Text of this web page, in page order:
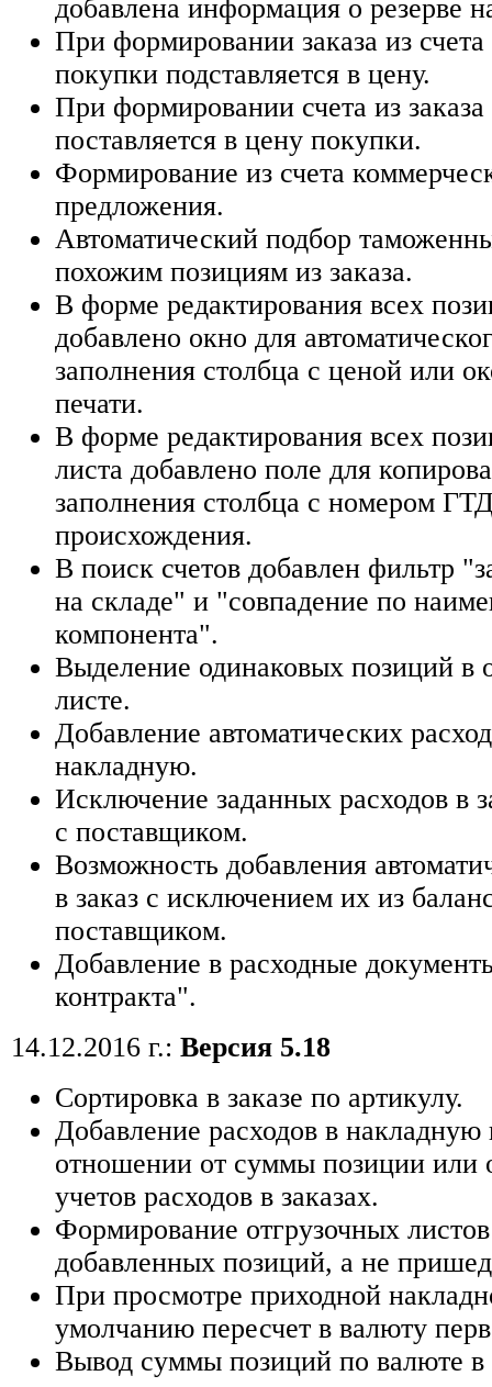
добавлена информация о резерве
При формировании заказа из
покупки подставляется в цену.
При формировании счета из заказа
поставляется в цену покупки.
Формирование из счета
предложения.
Автоматический подбор
похожим позициям из заказа.
В форме редактирования всех
добавлено окно для
заполнения столбца с ценой или
печати.
В форме редактирования всех
листа добавлено поле для
заполнения столбца с номером
происхождения.
В поиск счетов добавлен фильтр
на складе" и "совпадение по
компонента".
Выделение одинаковых позиций в
листе.
Добавление автоматических
накладную.
Исключение заданных расходов в
с поставщиком.
Возможность добавления
в заказ с исключением их из
поставщиком.
Добавление в расходные
контракта".
14.12.2016 г.: Версия 5.18
Cортировка в заказе по артикулу.
Добавление расходов в
отношении от суммы позиции или
учетов расходов в заказах.
Формирование отгрузочных
добавленных позиций, а не
При просмотре приходной
умолчанию пересчет в валюту
Вывод суммы позиций по валюте в